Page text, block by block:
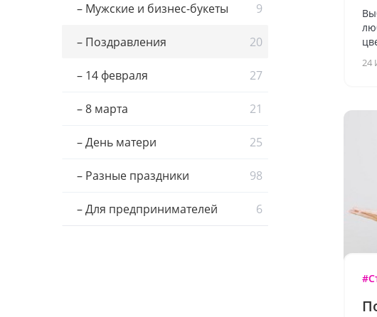
– Мужские и бизнес-букеты 9
– Поздравления 20
– 14 февраля 27
– 8 марта 21
– День матери 25
– Разные праздники 98
– Для предпринимателей 6
24